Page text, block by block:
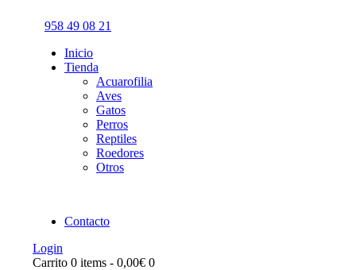
958 49 08 21
Inicio
Tienda
Acuarofilia
Aves
Gatos
Perros
Reptiles
Roedores
Otros
Contacto
Login
Carrito 0 items - 0,00€ 0